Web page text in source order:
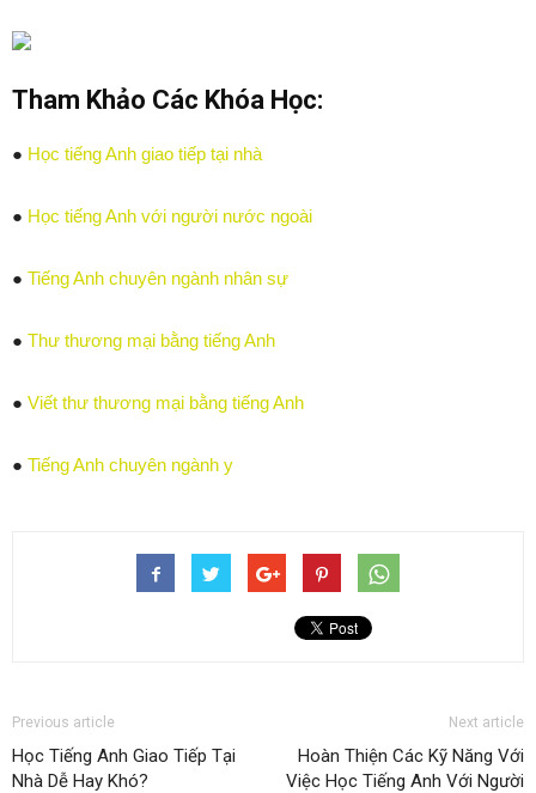
Tham Khảo Các Khóa Học:
● Học tiếng Anh giao tiếp tại nhà
● Học tiếng Anh với người nước ngoài
● Tiếng Anh chuyên ngành nhân sự
● Thư thương mại bằng tiếng Anh
● Viết thư thương mại bằng tiếng Anh
● Tiếng Anh chuyên ngành y
Previous article
Học Tiếng Anh Giao Tiếp Tại
Nhà Dễ Hay Khó?
Next article
Hoàn Thiện Các Kỹ Năng Với
Việc Học Tiếng Anh Với Người